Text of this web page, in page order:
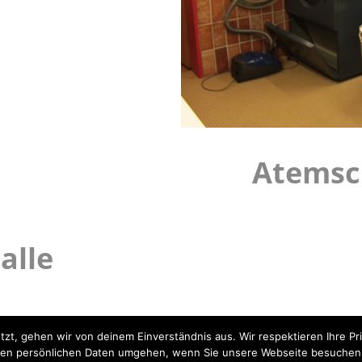
gehen wir von deinem Einverständnis aus. Wir respektieren Ihre
persönlichen Daten umgehen, wenn Sie unsere Webseite